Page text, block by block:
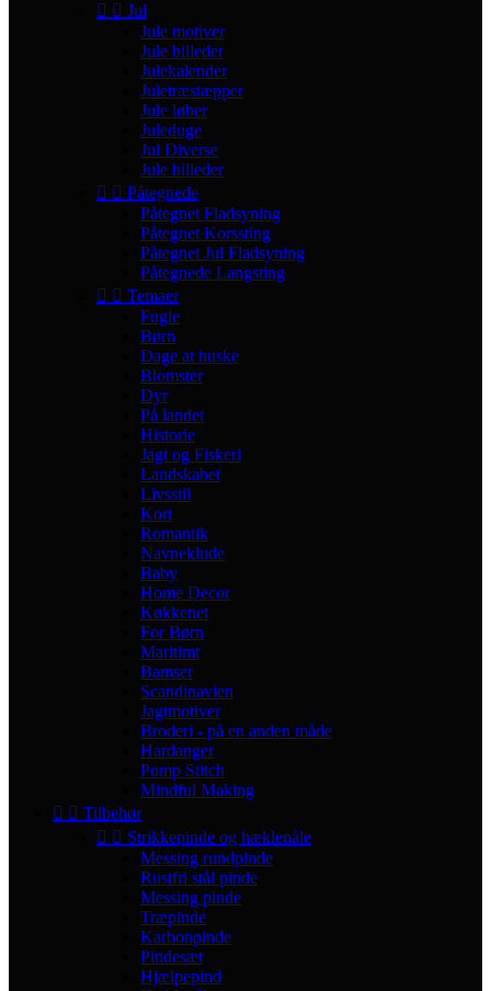
  Jul
Jule motiver
Jule billeder
Julekalender
Juletræstæpper
Jule løber
Juleduge
Jul Diverse
Jule billeder
  Påtegnede
Påtegnet Fladsyning
Påtegnet Korssting
Påtegnet Jul Fladsyning
Påtegnede Langsting
  Temaer
Fugle
Børn
Dage at huske
Blomster
Dyr
På landet
Historie
Jagt og Fiskeri
Landskabet
Livsstil
Kort
Romantik
Navneklude
Baby
Home Decor
Køkkenet
For Børn
Maritimt
Bamser
Scandinavien
Jagtmotiver
Broderi - på en anden måde
Hardanger
Pomp Stitch
Mindful Making
  Tilbehør
  Strikkepinde og hæklenåle
Messing rundpinde
Rustfri stål pinde
Messing pinde
Træpinde
Karbonpinde
Pindesæt
Hjælpepind